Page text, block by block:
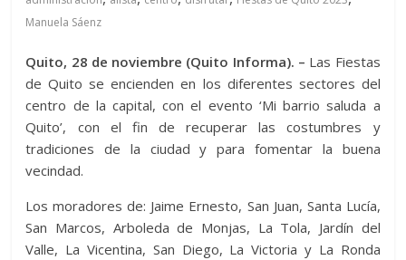
Manuela Sáenz
Quito, 28 de noviembre (Quito Informa). – Las Fiestas
de Quito se encienden en los diferentes sectores del
centro de la capital, con el evento ‘Mi barrio saluda a
Quito’, con el fin de recuperar las costumbres y
tradiciones de la ciudad y para fomentar la buena
vecindad.
Los moradores de: Jaime Ernesto, San Juan, Santa Lucía,
San Marcos, Arboleda de Monjas, La Tola, Jardín del
Valle, La Vicentina, San Diego, La Victoria y La Ronda